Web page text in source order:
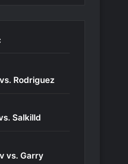
Rodriguez
Salkilld
vs. Garry